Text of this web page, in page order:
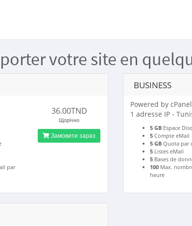
votre site en
par
36.00TND
Щорічно
Замовити зараз
BUSINESS
Powered by
1 adresse IP -
5 GBEspace
5Compte eMail
5 GBQuota par
5Listes eMail
5Bases de
100Max.
heure